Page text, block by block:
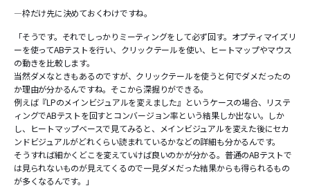
―枠だけ先に決めておくわけですね。
「そうです。それでしっかりミーティングをして必ず回す。オプティマイズリ
ーを使ってABテストを行い、クリックテールを使い、ヒートマップやマウス
の動きを比較します。
当然ダメなときもあるのですが、クリックテールを使うと何でダメだったの
か理由が分かるんですね。そこから深掘りができる。
例えば『LPのメインビジュアルを変えました』というケースの場合、リステ
ィングでABテストを回すとコンバージョン率という結果しか出ない。しか
し、ヒートマップベースで見てみると、メインビジュアルを変えた後にセカ
ンドビジュアルがどれくらい読まれているかなどの詳細も分かるんです。
そうすれば細かくどこを変えていけば良いのかが分かる。普通のABテストで
は見られないものが見えてくるので一見ダメだった結果からも得られるもの
が多くなるんです。」